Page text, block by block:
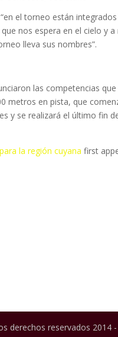
el torneo están
nos espera en el cielo y
lleva sus nombres”.
las competencias
metros en pista, que
y se realizará el último fin
la región cuyana first
derechos reservados 2014